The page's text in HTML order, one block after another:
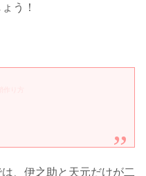
う！
、伊之助と天元だけが二